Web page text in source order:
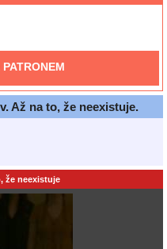
Až na to, že neexistuje.
že neexistuje